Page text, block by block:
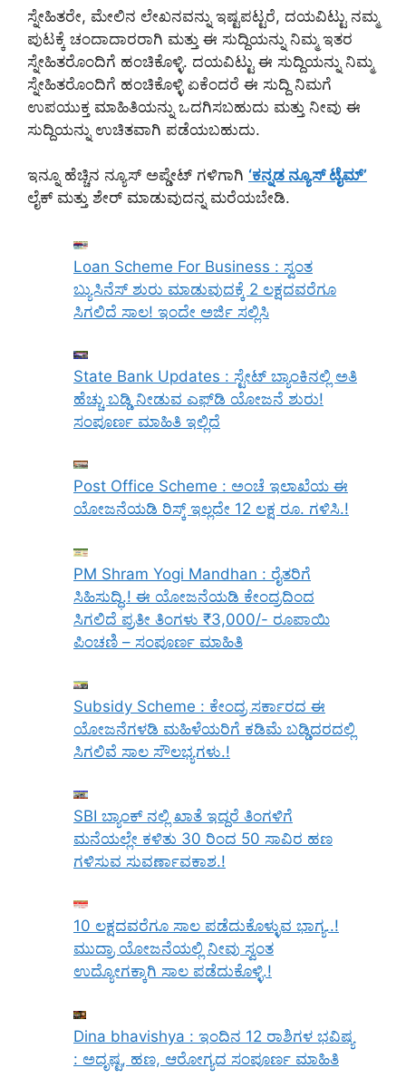
ಸ್ನೇಹಿತರೇ, ಮೇಲಿನ ಲೇಖನವನ್ನು ಇಷ್ಟಪಟ್ಟರೆ, ದಯವಿಟ್ಟು ನಮ್ಮ
ಪುಟಕ್ಕೆ ಚಂದಾದಾರರಾಗಿ ಮತ್ತು ಈ ಸುದ್ದಿಯನ್ನು ನಿಮ್ಮ ಇತರ
ಸ್ನೇಹಿತರೊಂದಿಗೆ ಹಂಚಿಕೊಳ್ಳಿ. ದಯವಿಟ್ಟು ಈ ಸುದ್ದಿಯನ್ನು ನಿಮ್ಮ
ಸ್ನೇಹಿತರೊಂದಿಗೆ ಹಂಚಿಕೊಳ್ಳಿ ಏಕೆಂದರೆ ಈ ಸುದ್ದಿ ನಿಮಗೆ
ಉಪಯುಕ್ತ ಮಾಹಿತಿಯನ್ನು ಒದಗಿಸಬಹುದು ಮತ್ತು ನೀವು ಈ
ಸುದ್ದಿಯನ್ನು ಉಚಿತವಾಗಿ ಪಡೆಯಬಹುದು.
ಇನ್ನೂ ಹೆಚ್ಚಿನ ನ್ಯೂಸ್ ಅಪ್ಡೇಟ್ ಗಳಿಗಾಗಿ ‘ಕನ್ನಡ ನ್ಯೂಸ್ ಟೈಮ್’
ಲೈಕ್ ಮತ್ತು ಶೇರ್ ಮಾಡುವುದನ್ನ ಮರೆಯಬೇಡಿ.
Loan Scheme For Business : ಸ್ವಂತ
ಬ್ಯುಸಿನೆಸ್ ಶುರು ಮಾಡುವುದಕ್ಕೆ 2 ಲಕ್ಷದವರೆಗೂ
ಸಿಗಲಿದೆ ಸಾಲ! ಇಂದೇ ಅರ್ಜಿ ಸಲ್ಲಿಸಿ
State Bank Updates : ಸ್ಟೇಟ್ ಬ್ಯಾಂಕಿನಲ್ಲಿ ಅತಿ
ಹೆಚ್ಚು ಬಡ್ಡಿ ನೀಡುವ ಎಫ್‌ಡಿ ಯೋಜನೆ ಶುರು!
ಸಂಪೂರ್ಣ ಮಾಹಿತಿ ಇಲ್ಲಿದೆ
Post Office Scheme : ಅಂಚೆ ಇಲಾಖೆಯ ಈ
ಯೋಜನೆಯಡಿ ರಿಸ್ಕ್‌ ಇಲ್ಲದೇ 12 ಲಕ್ಷ ರೂ. ಗಳಿಸಿ.!
PM Shram Yogi Mandhan : ರೈತರಿಗೆ
ಸಿಹಿಸುದ್ಧಿ.! ಈ ಯೋಜನೆಯಡಿ ಕೇಂದ್ರದಿಂದ
ಸಿಗಲಿದೆ ಪ್ರತೀ ತಿಂಗಳು ₹3,000/- ರೂಪಾಯಿ
ಪಿಂಚಣಿ – ಸಂಪೂರ್ಣ ಮಾಹಿತಿ
Subsidy Scheme : ಕೇಂದ್ರ ಸರ್ಕಾರದ ಈ
ಯೋಜನೆಗಳಡಿ ಮಹಿಳೆಯರಿಗೆ ಕಡಿಮೆ ಬಡ್ಡಿದರದಲ್ಲಿ
ಸಿಗಲಿವೆ ಸಾಲ ಸೌಲಭ್ಯಗಳು.!
SBI ಬ್ಯಾಂಕ್ ನಲ್ಲಿ ಖಾತೆ ಇದ್ದರೆ ತಿಂಗಳಿಗೆ
ಮನೆಯಲ್ಲೇ ಕಳಿತು 30 ರಿಂದ 50 ಸಾವಿರ ಹಣ
ಗಳಿಸುವ ಸುವರ್ಣಾವಕಾಶ.!
10 ಲಕ್ಷದವರೆಗೂ ಸಾಲ ಪಡೆದುಕೊಳ್ಳುವ ಭಾಗ್ಯ..!
ಮುದ್ರಾ ಯೋಜನೆಯಲ್ಲಿ ನೀವು ಸ್ವಂತ
ಉದ್ಯೋಗಕ್ಕಾಗಿ ಸಾಲ ಪಡೆದುಕೊಳ್ಳಿ.!
Dina bhavishya : ಇಂದಿನ 12 ರಾಶಿಗಳ ಭವಿಷ್ಯ
: ಅದೃಷ್ಟ, ಹಣ, ಆರೋಗ್ಯದ ಸಂಪೂರ್ಣ ಮಾಹಿತಿ